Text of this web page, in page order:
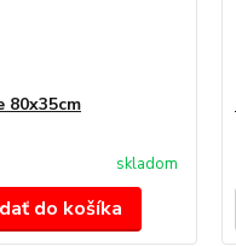
80x35cm
skladom
do košíka